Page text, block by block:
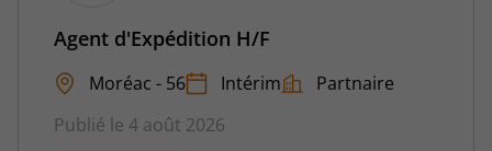
Agent d'Expédition H/F
Moréac - 56 Intérim
Partnaire
Publié le 4 août 2026